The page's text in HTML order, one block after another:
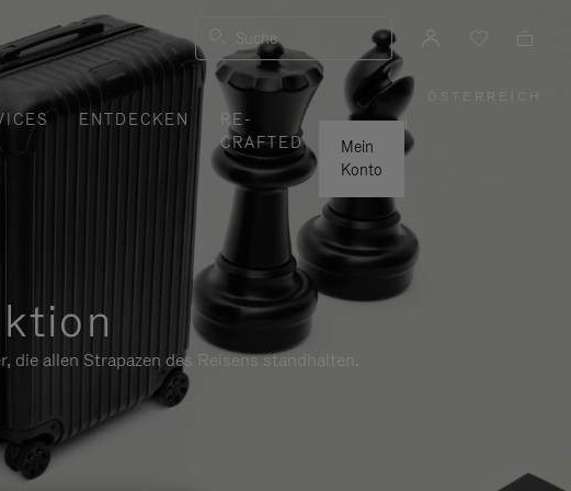
Suche
ENTDECKEN
RE-
CRAFTED
Mein
Konto
ÖSTERREICH
die allen Strapazen des Reisens standhalten.